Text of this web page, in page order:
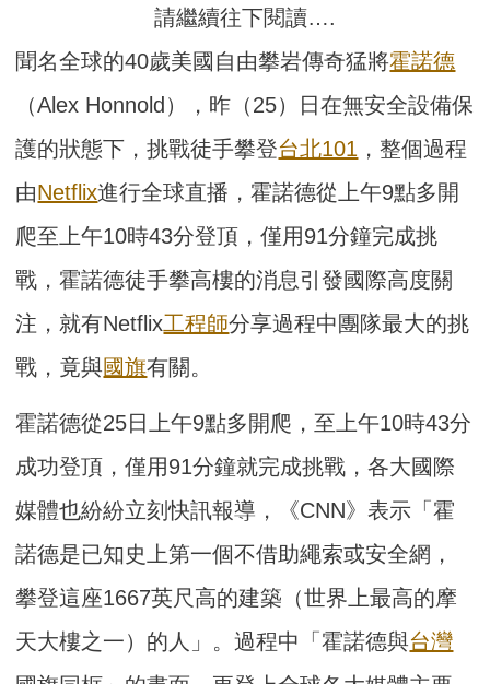
請繼續往下閱讀….
聞名全球的40歲美國自由攀岩傳奇猛將霍諾德
（Alex Honnold），昨（25）日在無安全設備保
護的狀態下，挑戰徒手攀登台北101 ，整個過程
由Netflix進行全球直播，霍諾德從上午9點多開
爬至上午10時43分登頂，僅用91分鐘完成挑
戰，霍諾德徒手攀高樓的消息引發國際高度關
注，就有Netflix工程師分享過程中團隊最大的挑
戰，竟與國旗有關。
霍諾德從25日上午9點多開爬，至上午10時43分
成功登頂，僅用91分鐘就完成挑戰，各大國際
媒體也紛紛立刻快訊報導，《CNN》表示「霍
諾德是已知史上第一個不借助繩索或安全網，
攀登這座1667英尺高的建築（世界上最高的摩
天大樓之一）的人」。過程中「霍諾德與台灣